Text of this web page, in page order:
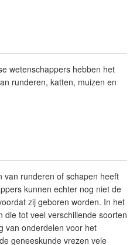
wetenschappers hebben het
runderen, katten, muizen en
van runderen of schapen heeft
kunnen echter nog niet de
zij geboren worden. In het
die tot veel verschillende soorten
van onderdelen voor het
geneeskunde vrezen vele